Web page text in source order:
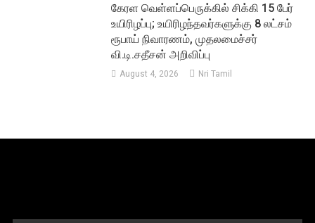
கேரள வெள்ளப்பெருக்கில் சிக்கி 15 பேர்
உயிரிழப்பு; உயிரிழந்தவர்களுக்கு 8 லட்சம்
ரூபாய் நிவாரணம், முதலமைச்சர்
வி.டி.சதீசன் அறிவிப்பு
August 4, 2026 Nri Tamil